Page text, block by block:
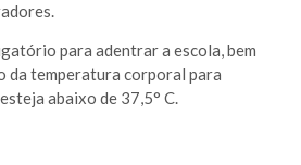
para adentrar a escola, bem
da temperatura corporal para
abaixo de 37,5° C.